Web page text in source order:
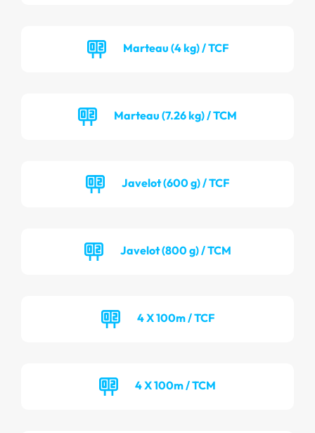
Marteau (4 kg) / TCF
Marteau (7.26 kg) / TCM
Javelot (600 g) / TCF
Javelot (800 g) / TCM
4 X 100m / TCF
4 X 100m / TCM